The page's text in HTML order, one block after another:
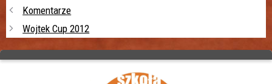
Komentarze
Wojtek Cup 2012